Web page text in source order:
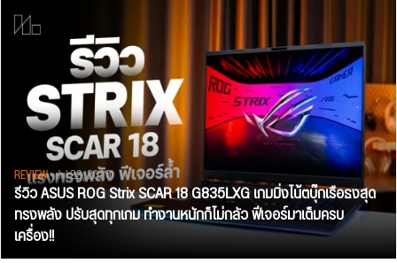
REVIEW• Jul 28, 2026
รีวิว ASUS ROG Strix SCAR 18 G835LXG เกมมิ่งโน้ตบุ๊กเรือธงสุด
ทรงพลัง ปรับสุดทุกเกม ทำงานหนักก็ไม่กลัว ฟีเจอร์มาเต็มครบ
เครื่อง!!